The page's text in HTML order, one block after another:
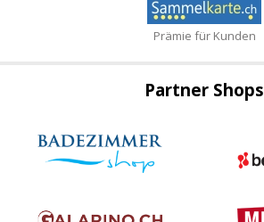
Prämie für Kunden
Partner Shops